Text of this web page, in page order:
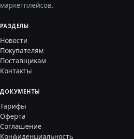
маркетплейсов.
РАЗДЕЛЫ
Новости
Покупателям
Поставщикам
Контакты
ДОКУМЕНТЫ
Тарифы
Оферта
Соглашение
Конфиденциальность